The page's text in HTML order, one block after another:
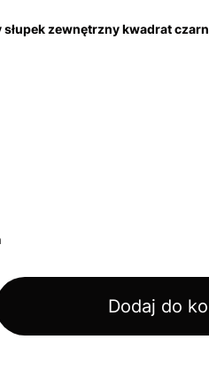
zewnętrzny kwadrat
Dodaj do